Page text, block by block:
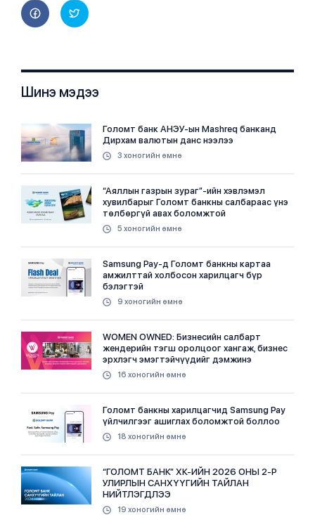
Шинэ мэдээ
Голомт банк АНЭУ-ын Mashreq банканд
Дирхам валютын данс нээлээ
3 хоногийн өмнө
“Аяллын газрын зураг”-ийн хэвлэмэл
хувилбарыг Голомт банкны салбараас үнэ
төлбөргүй авах боломжтой
5 хоногийн өмнө
Samsung Pay-д Голомт банкны картаа
амжилттай холбосон харилцагч бүр
бэлэгтэй
9 хоногийн өмнө
WOMEN OWNED: Бизнесийн салбарт
жендерийн тэгш оролцоог хангаж, бизнес
эрхлэгч эмэгтэйчүүдийг дэмжинэ
16 хоногийн өмнө
Голомт банкны харилцагчид Samsung Pay
үйлчилгээг ашиглах боломжтой боллоо
18 хоногийн өмнө
“ГОЛОМТ БАНК” ХК-ИЙН 2026 ОНЫ 2-Р
УЛИРЛЫН САНХҮҮГИЙН ТАЙЛАН
НИЙТЛЭГДЛЭЭ
19 хоногийн өмнө